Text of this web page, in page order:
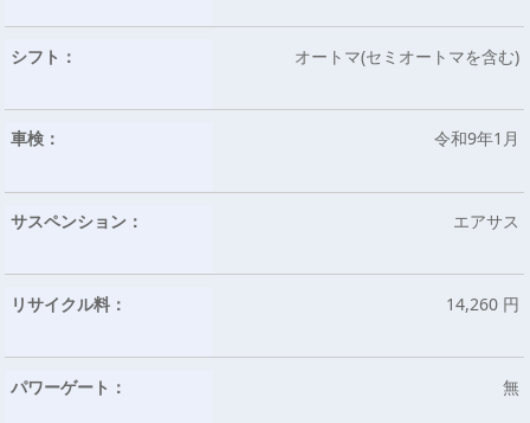
シフト： オートマ(セミオートマを含む)
車検： 令和9年1月
サスペンション： エアサス
リサイクル料： 14,260 円
パワーゲート： 無